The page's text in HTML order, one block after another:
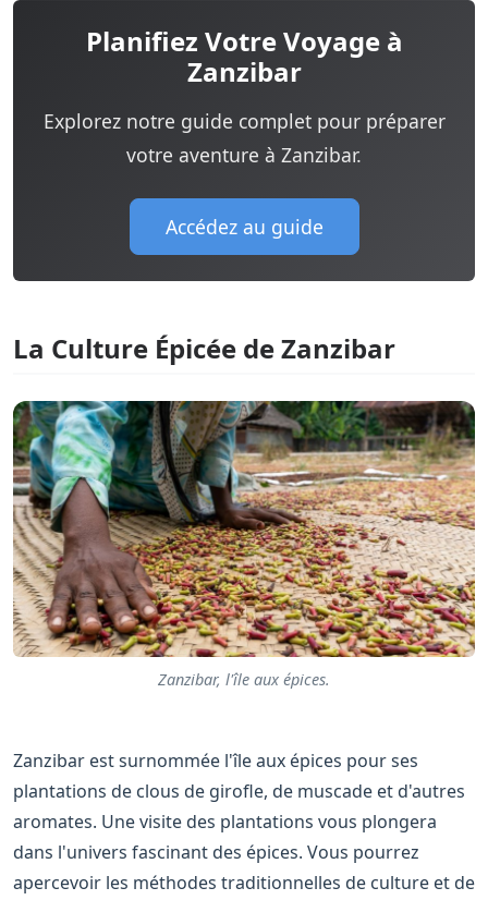
Planifiez Votre Voyage à
Zanzibar
Explorez notre guide complet pour préparer
votre aventure à Zanzibar.
Accédez au guide
La Culture Épicée de Zanzibar
Zanzibar, l'île aux épices.
Zanzibar est surnommée l'île aux épices pour ses
plantations de clous de girofle, de muscade et d'autres
aromates. Une visite des plantations vous plongera
dans l'univers fascinant des épices. Vous pourrez
apercevoir les méthodes traditionnelles de culture et de